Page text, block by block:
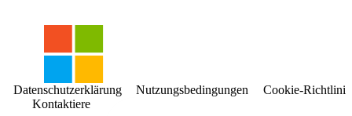
Kontaktiere
Datenschutzerklärung Nutzungsbedingungen Cookie-Richtlinie